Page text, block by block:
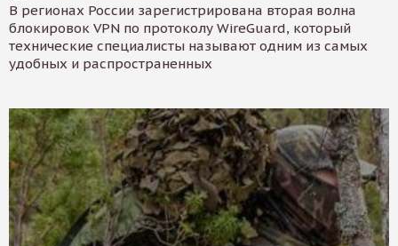
В регионах России зарегистрирована вторая волна
блокировок VPN по протоколу WireGuard, который
технические специалисты называют одним из самых
удобных и распространенных